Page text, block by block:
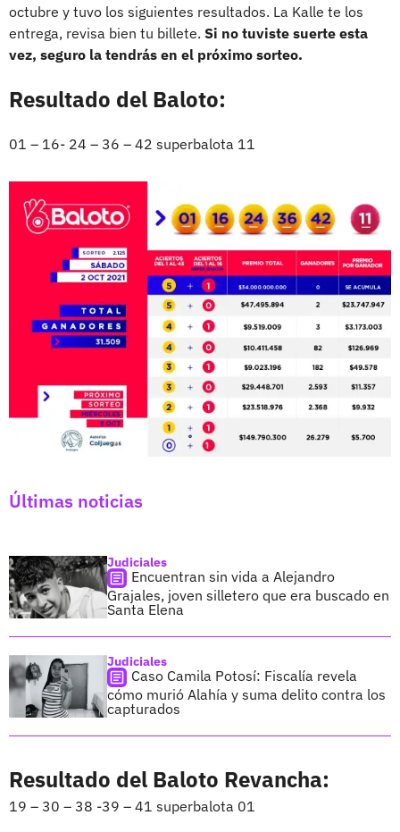
octubre y tuvo los siguientes resultados. La Kalle te los
entrega, revisa bien tu billete. Si no tuviste suerte esta
vez, seguro la tendrás en el próximo sorteo.
Resultado del Baloto:
01 – 16- 24 – 36 – 42 superbalota 11
Últimas noticias
Judiciales
Encuentran sin vida a Alejandro
Grajales, joven silletero que era buscado en
Santa Elena
Judiciales
Caso Camila Potosí: Fiscalía revela
cómo murió Alahía y suma delito contra los
capturados
Resultado del Baloto Revancha:
19 – 30 – 38 -39 – 41 superbalota 01